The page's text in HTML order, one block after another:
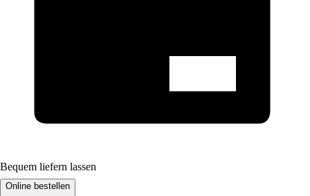
Bequem liefern lassen
Online bestellen